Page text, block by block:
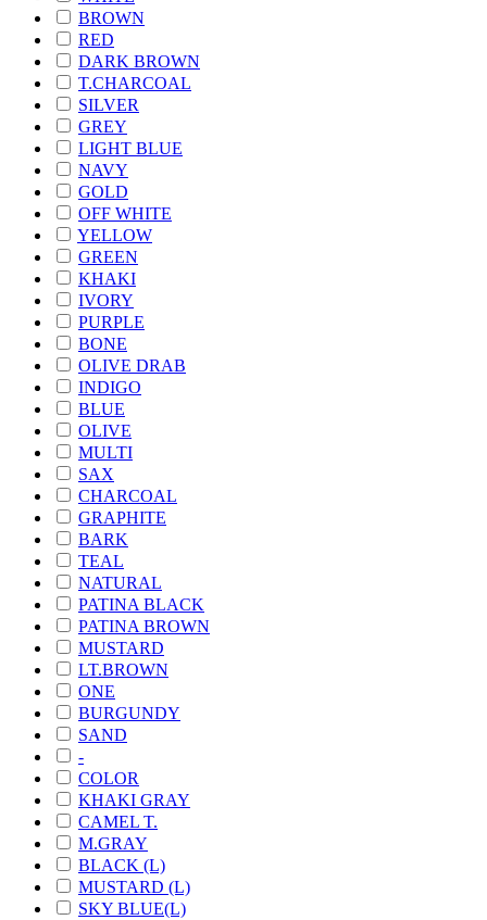
BROWN
RED
DARK BROWN
T.CHARCOAL
SILVER
GREY
LIGHT BLUE
NAVY
GOLD
OFF WHITE
YELLOW
GREEN
KHAKI
IVORY
PURPLE
BONE
OLIVE DRAB
INDIGO
BLUE
OLIVE
MULTI
SAX
CHARCOAL
GRAPHITE
BARK
TEAL
NATURAL
PATINA BLACK
PATINA BROWN
MUSTARD
LT.BROWN
ONE
BURGUNDY
SAND
-
COLOR
KHAKI GRAY
CAMEL T.
M.GRAY
BLACK (L)
MUSTARD (L)
SKY BLUE(L)